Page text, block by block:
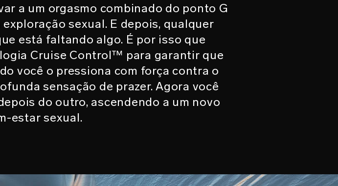
a um orgasmo combinado do ponto G
sexual. E depois, qualquer
está faltando algo. É por isso que
Cruise Control™ para garantir que
você o pressiona com força contra o
sensação de prazer. Agora você
do outro, ascendendo a um novo
estar sexual.